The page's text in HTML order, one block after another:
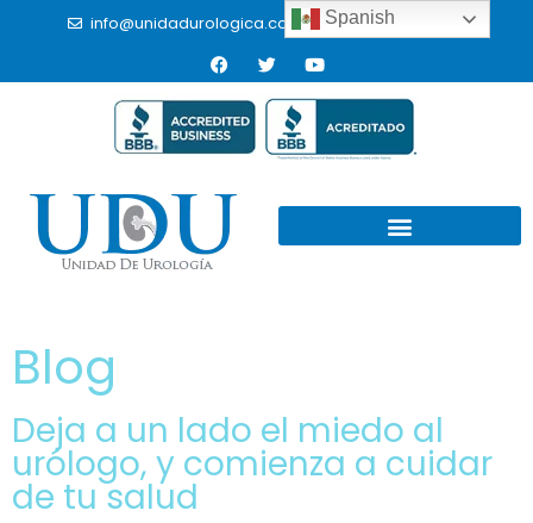
info@unidadurologica.com.mx (664) 9766433
Blog
Deja a un lado el miedo al
urólogo, y comienza a cuidar
de tu salud
Spanish